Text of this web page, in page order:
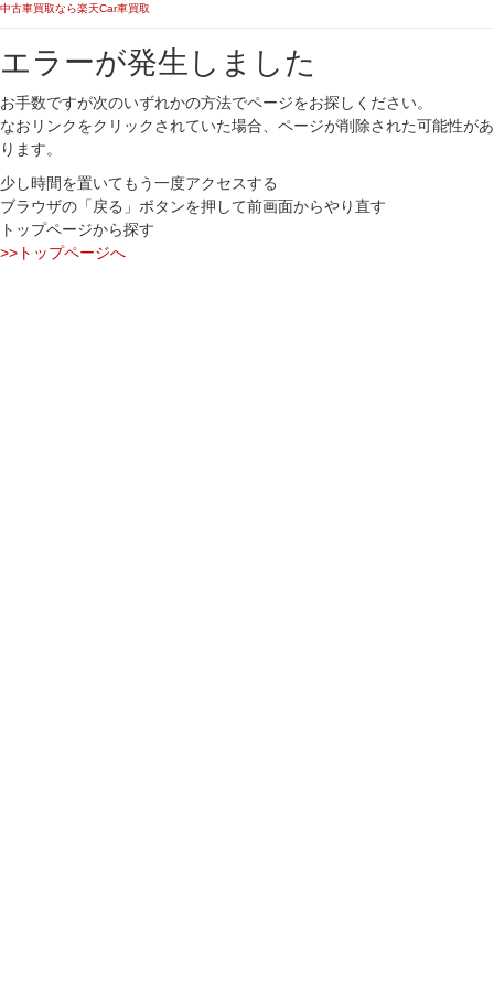
中古車買取なら楽天Car車買取
エラーが発生しました
お手数ですが次のいずれかの方法でページをお探しください。
なおリンクをクリックされていた場合、ページが削除された可能性があ
ります。
少し時間を置いてもう一度アクセスする
ブラウザの「戻る」ボタンを押して前画面からやり直す
トップページから探す
>>トップページへ